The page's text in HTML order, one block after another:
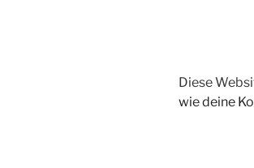
Diese
wie deine